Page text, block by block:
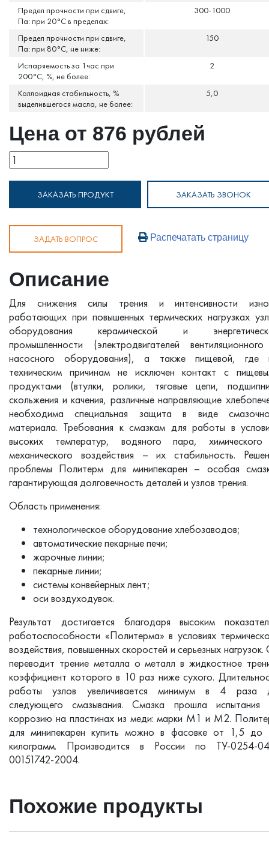
Предел прочности при сдвиге,
Па: при 20°С в пределах:
300-1000
Предел прочности при сдвиге,
Па: при 80°С, не ниже:
150
Испаряемость за 1час при
200°С, %, не более:
2
Коллоидная стабильность, %
выделившегося масла, не более:
5,0
Цена от 876 рублей
ЗАКАЗАТЬ ПРОДУКТ ЗАКАЗАТЬ ЗВОНОК
ЗАДАТЬ ВОПРОС Распечатать страницу
Описание
Для снижения силы трения и интенсивности
работающих при повышенных термических нагрузках
оборудования керамической и
промышленности (электродвигателей
насосного оборудования), а также пищевой, где
техническим причинам не исключен контакт с
продуктами (втулки, ролики, тяговые цепи,
скольжения и качения, различные направляющие
необходима специальная защита в виде
материала. Требования к смазкам для работы в
высоких температур, водяного пара,
механического воздействия – их стабильность.
проблемы Политерм для минипекарен – особая
гарантирующая долговечность деталей и узлов трения.
Область применения:
технологическое оборудование хлебозаводов;
автоматические пекарные печи;
жарочные линии;
пекарные линии;
системы конвейерных лент;
оси воздуходувок.
Результат достигается благодаря высоким
работоспособности «Политерма» в условиях
воздействия, повышенных скоростей и серьезных
переводит трение металла о металл в жидкостное
коэффициент которого в 10 раз ниже сухого.
работы узлов увеличивается минимум в 4 раза
следующего смазывания. Смазка прошла испытания
коррозию на пластинах из меди: марки М1 и М2.
для минипекарен купить можно в фасовке от 1,5 до
килограмм. Производится в России по ТУ-0254-
00151742-2004.
Похожие продукты